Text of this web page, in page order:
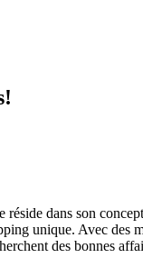
dans son
unique. Avec des
des bonnes